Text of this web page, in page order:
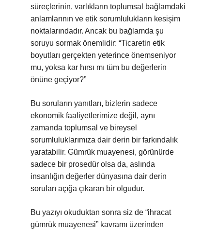
süreçlerinin, varlıkların toplumsal bağlamdaki
anlamlarının ve etik sorumlulukların kesişim
noktalarındadır. Ancak bu bağlamda şu
soruyu sormak önemlidir: “Ticaretin etik
boyutları gerçekten yeterince önemseniyor
mu, yoksa kar hırsı mı tüm bu değerlerin
önüne geçiyor?”
Bu soruların yanıtları, bizlerin sadece
ekonomik faaliyetlerimize değil, aynı
zamanda toplumsal ve bireysel
sorumluluklarımıza dair derin bir farkındalık
yaratabilir. Gümrük muayenesi, görünürde
sadece bir prosedür olsa da, aslında
insanlığın değerler dünyasına dair derin
soruları açığa çıkaran bir olgudur.
Bu yazıyı okuduktan sonra siz de “ihracat
gümrük muayenesi” kavramı üzerinden